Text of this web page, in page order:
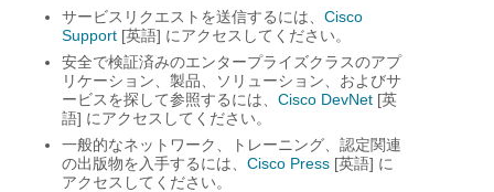
サービスリクエストを送信するには、 Cisco
Support [英語] にアクセスしてください。
安全で検証済みのエンタープライズクラスのアプ
リケーション、製品、ソリューション、およびサ
ービスを探して参照するには、 Cisco DevNet [英
語] にアクセスしてください。
一般的なネットワーク、トレーニング、認定関連
の出版物を入手するには、 Cisco Press [英語] に
アクセスしてください。